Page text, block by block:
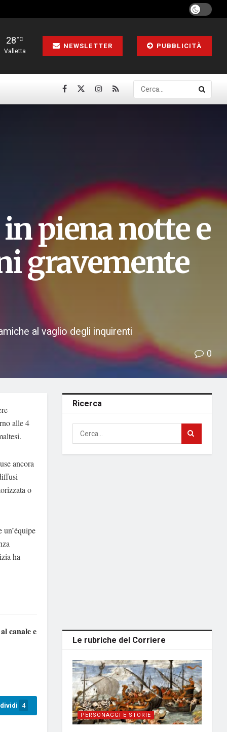
28°C
Valletta
NEWSLETTER PUBBLICITÀ
piena notte e
gravemente
al vaglio degli inquirenti
0
alle 4
ancora
o
ha
canale e
4
Ricerca
Le rubriche del Corriere
PERSONAGGI E STORIE